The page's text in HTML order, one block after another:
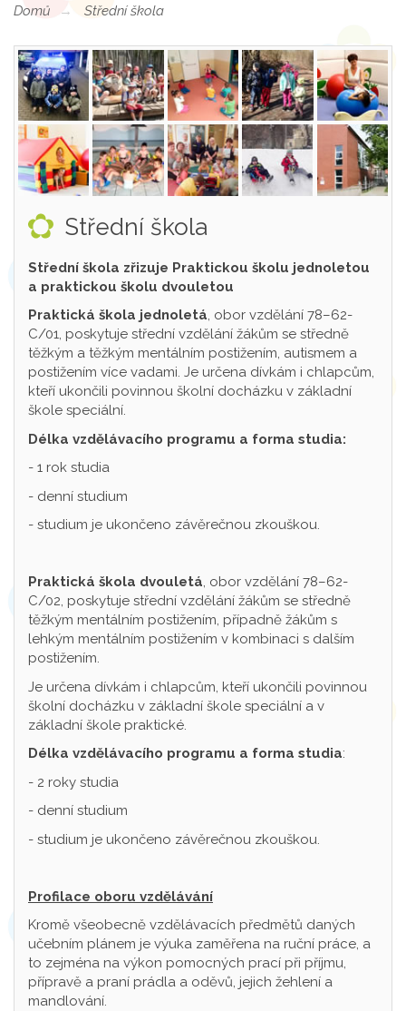
Domů Střední škola
Střední škola
Střední škola zřizuje Praktickou školu jednoletou
a praktickou školu dvouletou
Praktická škola jednoletá, obor vzdělání 78–62-
C/01, poskytuje střední vzdělání žákům se středně
těžkým a těžkým mentálním postižením, autismem a
postižením více vadami. Je určena dívkám i chlapcům,
kteří ukončili povinnou školní docházku v základní
škole speciální.
Délka vzdělávacího programu a forma studia:
- 1 rok studia
- denní studium
- studium je ukončeno závěrečnou zkouškou.
Praktická škola dvouletá, obor vzdělání 78–62-
C/02, poskytuje střední vzdělání žákům se středně
těžkým mentálním postižením, případně žákům s
lehkým mentálním postižením v kombinaci s dalším
postižením.
Je určena dívkám i chlapcům, kteří ukončili povinnou
školní docházku v základní škole speciální a v
základní škole praktické.
Délka vzdělávacího programu a forma studia:
- 2 roky studia
- denní studium
- studium je ukončeno závěrečnou zkouškou.
Profilace oboru vzdělávání
Kromě všeobecně vzdělávacích předmětů daných
učebním plánem je výuka zaměřena na ruční práce, a
to zejména na výkon pomocných prací při příjmu,
přípravě a praní prádla a oděvů, jejich žehlení a
mandlování.